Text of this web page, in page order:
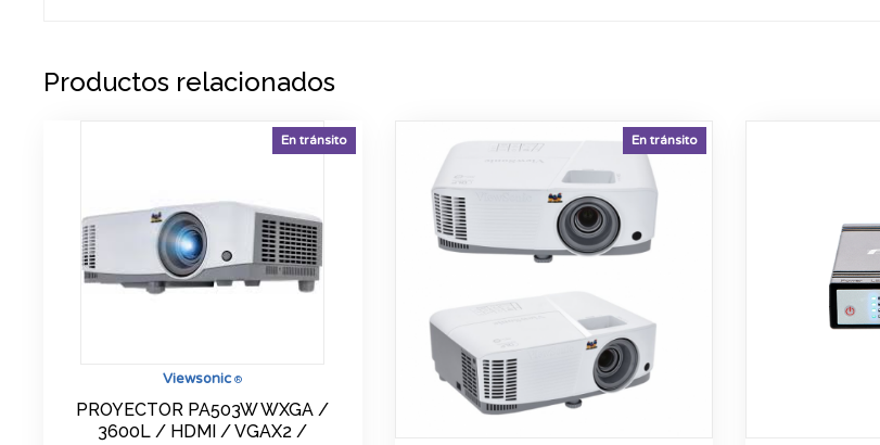
Productos relacionados
Viewsonic ®
En tránsito
PROYECTOR PA503W WXGA /
3600L / HDMI / VGAX2 /
En tránsito